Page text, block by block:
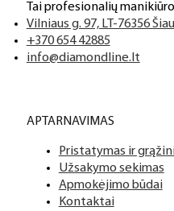
Tai profesionalių
Vilniaus g. 97, LT-76356
+370 654 42885
info@diamondline.lt
APTARNAVIMAS
Pristatymas ir
Užsakymo sekimas
Apmokėjimo būdai
Kontaktai